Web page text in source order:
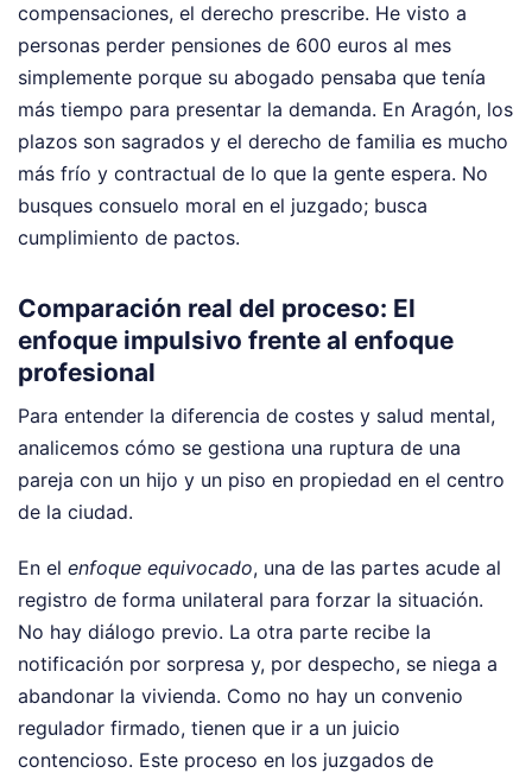
compensaciones, el derecho prescribe. He visto a
personas perder pensiones de 600 euros al mes
simplemente porque su abogado pensaba que tenía
más tiempo para presentar la demanda. En Aragón, los
plazos son sagrados y el derecho de familia es mucho
más frío y contractual de lo que la gente espera. No
busques consuelo moral en el juzgado; busca
cumplimiento de pactos.
Comparación real del proceso: El
enfoque impulsivo frente al enfoque
profesional
Para entender la diferencia de costes y salud mental,
analicemos cómo se gestiona una ruptura de una
pareja con un hijo y un piso en propiedad en el centro
de la ciudad.
En el enfoque equivocado, una de las partes acude al
registro de forma unilateral para forzar la situación.
No hay diálogo previo. La otra parte recibe la
notificación por sorpresa y, por despecho, se niega a
abandonar la vivienda. Como no hay un convenio
regulador firmado, tienen que ir a un juicio
contencioso. Este proceso en los juzgados de